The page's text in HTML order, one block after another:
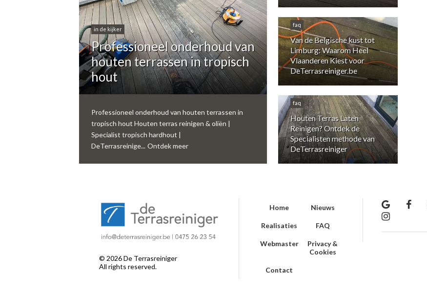
in de kijker
Professioneel onderhoud van
houten terrassen in tropisch
hout
Professioneel onderhoud van houten terrassen in
tropisch hout Houten terras reinigen & oliën |
Specialist tropisch hardhout |
DeTerrasreinige... Ontdek meer
faq
Van de Belgische kust tot
Limburg: Waarom Heel
Vlaanderen Kiest voor
DeTerrasreiniger.be
faq
Houten Terras Laten
Reinigen? Ontdek de
Specialisten methode van
DeTerrasreiniger
© 2026De Terrasreiniger
All rights reserved.
Home Nieuws
Realisaties FAQ
Webmaster
Privacy &
Cookies
Contact